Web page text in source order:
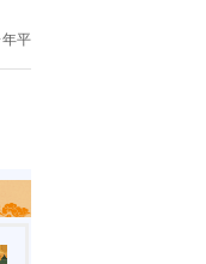
平